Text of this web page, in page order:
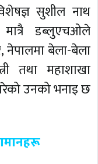
सुशील नाथ
मात्रै डब्लुएचओले
नेपालमा बेला-बेला
तथा महाशाखा
उनको भनाइ छ